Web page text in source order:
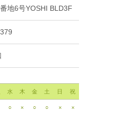
地6号YOSHI BLD3F
水 木 金 土 日 祝
○ × ○ ○ × ×